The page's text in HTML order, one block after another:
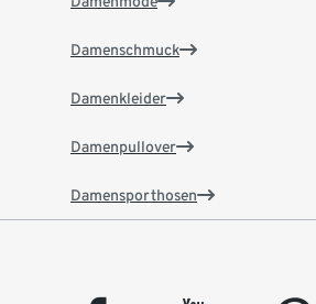
Damenschmuck
Damenkleider
Damenpullover
Damensporthosen